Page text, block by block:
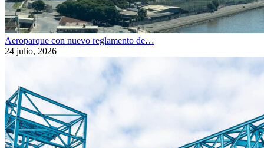
Aeroparque con nuevo reglamento de…
24 julio, 2026